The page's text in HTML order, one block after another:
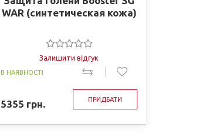
WAR (синтетическая кожа)
Залишити відгук
В НАЯВНОСТІ
5355 грн. ПРИДБАТИ